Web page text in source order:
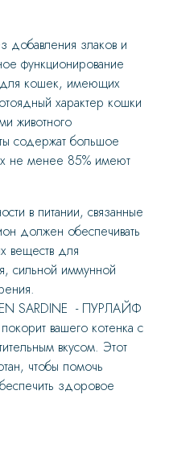
злаков и
функционирование
кошек, имеющих
характер кошки
животного
содержат большое
не менее 85% имеют
в питании, связанные
должен обеспечивать
веществ для
сильной иммунной
SARDINE - ПУРЛАЙФ
вашего котенка с
вкусом. Этот
чтобы помочь
здоровое